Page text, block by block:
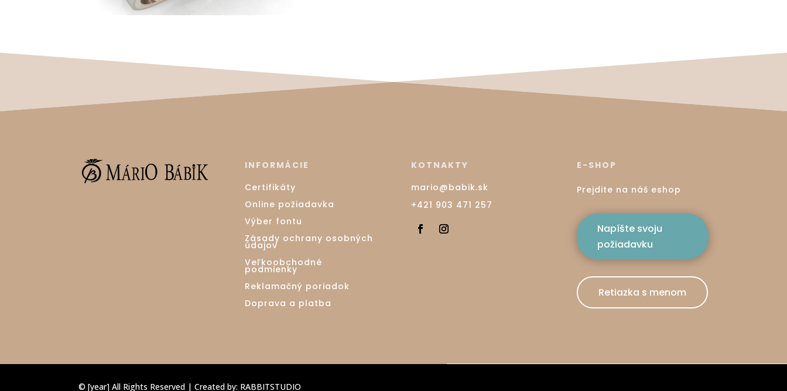
INFORMÁCIE
Certifikáty
Online požiadavka
Výber fontu
Zásady ochrany osobných
údajov
Veľkoobchodné
podmienky
Reklamačný poriadok
Doprava a platba
KOTNAKTY
mario@babik.sk
+421 903 471 257
E-SHOP
Prejdite na náš eshop
Napíšte svoju
požiadavku
Retiazka s menom
© [year] All Rights Reserved | Created by: RABBITSTUDIO